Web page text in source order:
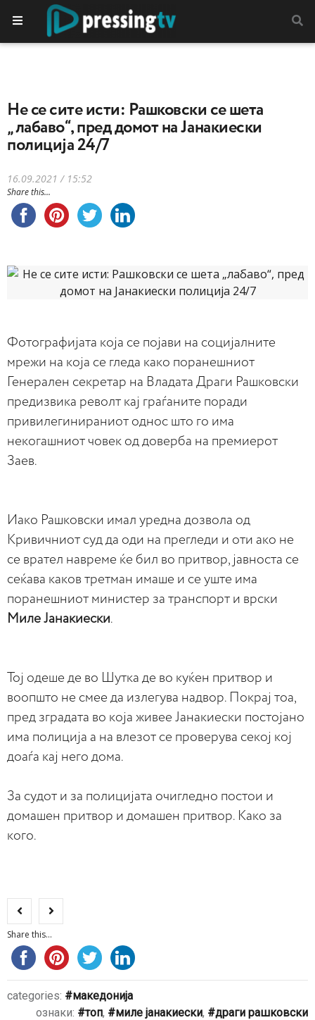
Не се сите исти: Рашковски се шета
„лабаво“, пред домот на Јанакиески
полиција 24/7
16.09.2021 / 15:52
Share this...
Фотографијата која се појави на социјалните
мрежи на која се гледа како поранешниот
Генерален секретар на Владата Драги Рашковски
предизвика револт кај граѓаните поради
привилегинираниот однос што го има
некогашниот човек од доверба на премиерот
Заев.
Иако Рашковски имал уредна дозвола од
Кривичниот суд да оди на прегледи и оти ако не
се врател навреме ќе бил во притвор, јавноста се
сеќава каков третман имаше и се уште има
поранешниот министер за транспорт и врски
Миле Јанакиески.
Тој одеше де во Шутка де во куќен притвор и
воопшто не смее да излегува надвор. Покрај тоа,
пред зградата во која живее Јанакиески постојано
има полиција а на влезот се проверува секој кој
доаѓа кај него дома.
За судот и за полицијата oчигледно постои и
домашен притвор и домашен притвор. Како за
кого.
Share this...
categories:
македонија
ознаки:
топ, миле јанакиески, драги рашковски